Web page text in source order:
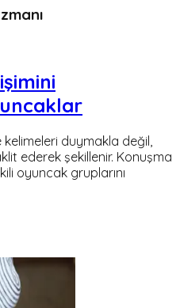
kelimeleri duymakla değil,
ederek şekillenir. Konuşma
oyuncak gruplarını